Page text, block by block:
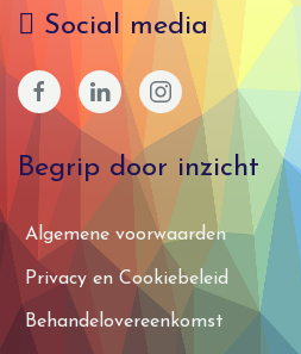
Social media
Begrip door inzicht
Algemene voorwaarden
Privacy en Cookiebeleid
Behandelovereenkomst